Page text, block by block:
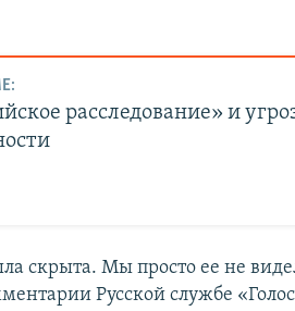
расследование» и
скрыта. Мы просто ее не
Русской службе